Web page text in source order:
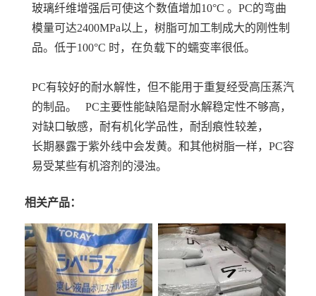
玻璃纤维增强后可使这个数值增加10°C 。PC的弯曲
模量可达2400MPa以上，树脂可加工制成大的刚性制
品。低于100°C 时，在负载下的蠕变率很低。
PC有较好的耐水解性，但不能用于重复经受高压蒸汽
的制品。 PC主要性能缺陷是耐水解稳定性不够高，
对缺口敏感，耐有机化学品性，耐刮痕性较差，
长期暴露于紫外线中会发黄。和其他树脂一样，PC容
易受某些有机溶剂的浸浊。
相关产品：